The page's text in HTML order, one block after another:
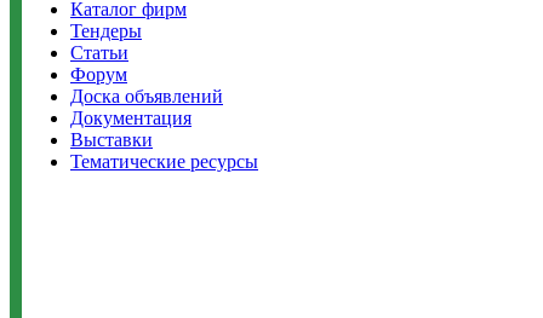
Каталог фирм
Тендеры
Статьи
Форум
Доска объявлений
Документация
Выставки
Тематические ресурсы